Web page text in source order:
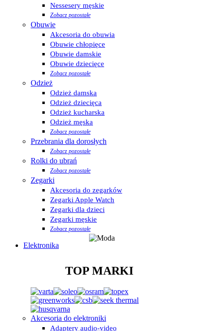
Nessesery męskie
Zobacz pozostałe
Obuwie
Akcesoria do obuwia
Obuwie chłopięce
Obuwie damskie
Obuwie dziecięce
Zobacz pozostałe
Odzież
Odzież damska
Odzież dziecięca
Odzież kucharska
Odzież męska
Zobacz pozostałe
Przebrania dla dorosłych
Zobacz pozostałe
Rolki do ubrań
Zobacz pozostałe
Zegarki
Akcesoria do zegarków
Zegarki Apple Watch
Zegarki dla dzieci
Zegarki męskie
Zobacz pozostałe
Elektronika
TOP MARKI
Akcesoria do elektroniki
Adaptery audio-video